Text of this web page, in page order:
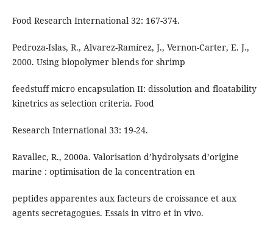
Food Research International 32: 167-374.
Pedroza-Islas, R., Alvarez-Ramírez, J., Vernon-Carter, E. J.,
2000. Using biopolymer blends for shrimp
feedstuff micro encapsulation II: dissolution and floatability
kinetrics as selection criteria. Food
Research International 33: 19-24.
Ravallec, R., 2000a. Valorisation d’hydrolysats d’origine
marine : optimisation de la concentration en
peptides apparentes aux facteurs de croissance et aux
agents secretagogues. Essais in vitro et in vivo.